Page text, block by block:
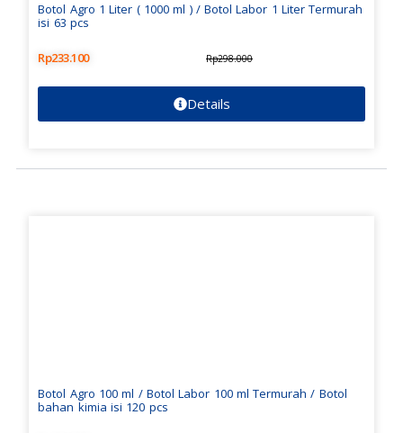
Botol Agro 1 Liter ( 1000 ml ) / Botol Labor 1 Liter Termurah
isi 63 pcs
Rp233.100 Rp298.000
Details
Botol Agro 100 ml / Botol Labor 100 ml Termurah / Botol
bahan kimia isi 120 pcs